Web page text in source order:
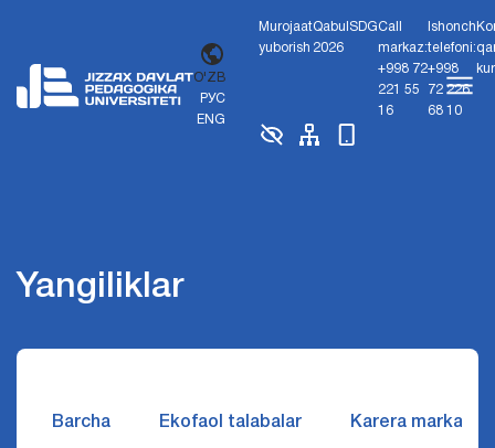
O'ZB
РУС
ENG
Murojaat
yuborish
Qabul
2026
SDGCall
markaz:
+998 72
221 55
16
Ishonch
telefoni:
+998
72 226
68 10
Yangiliklar
Barcha Ekofaol talabalar Karera markazi